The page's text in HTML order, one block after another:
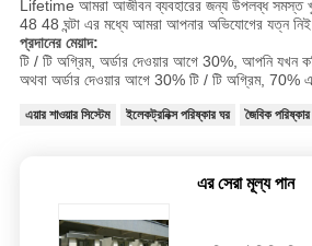
Lifetime আমরা আজীবন ব্যবহারের জন্য উপলব্ধ সমস্ত
48 48 ঘন্টা এর মধ্যে আমরা আপনার অভিযোগের যত্ন
প্রদানের মেয়াদ:
টি / টি অগ্রিম, অর্ডার দেওয়ার আগে 30%, আপনি যখন
অথবা অর্ডার দেওয়ার আগে 30% টি / টি অগ্রিম, 70%
এয়ার শাওয়ার সিস্টেম ইলেকট্রনিক্স পরিষ্কার ঘর জৈবিক
এর সেরা মূল্য পান